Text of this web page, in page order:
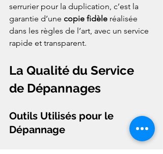
serrurier pour la duplication, c’est la
garantie d’une copie fidèle réalisée
dans les règles de l’art, avec un service
rapide et transparent.
La Qualité du Service
de Dépannages
Outils Utilisés pour le
Dépannage